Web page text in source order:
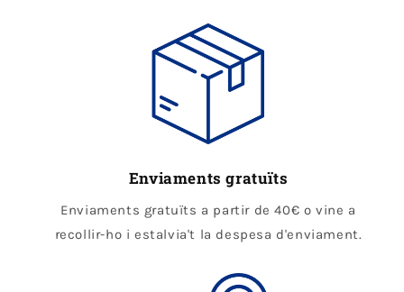
Enviaments gratuïts
Enviaments gratuïts a partir de 40€ o vine a
recollir-ho i estalvia't la despesa d'enviament.